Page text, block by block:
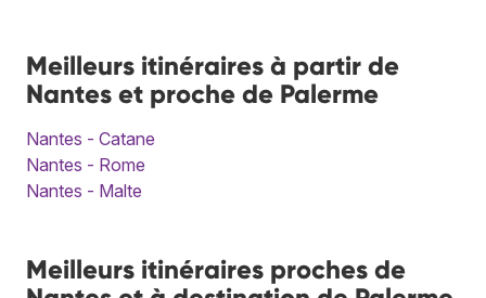
Meilleurs itinéraires à partir de
Nantes et proche de Palerme
Nantes - Catane
Nantes - Rome
Nantes - Malte
Meilleurs itinéraires proches de